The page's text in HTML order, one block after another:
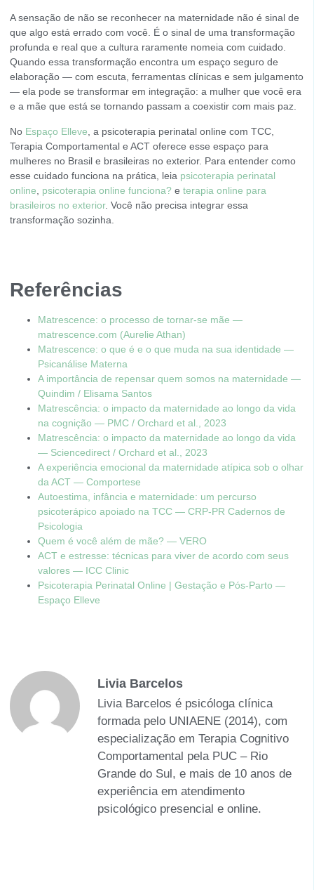
A sensação de não se reconhecer na maternidade não é sinal de
que algo está errado com você. É o sinal de uma transformação
profunda e real que a cultura raramente nomeia com cuidado.
Quando essa transformação encontra um espaço seguro de
elaboração — com escuta, ferramentas clínicas e sem julgamento
— ela pode se transformar em integração: a mulher que você era
e a mãe que está se tornando passam a coexistir com mais paz.
No Espaço Elleve , a psicoterapia perinatal online com TCC,
Terapia Comportamental e ACT oferece esse espaço para
mulheres no Brasil e brasileiras no exterior. Para entender como
esse cuidado funciona na prática, leia psicoterapia perinatal
online
psicoterapia online funciona? e terapia online para
brasileiros no exterior. Você não precisa integrar essa
transformação sozinha.
Referências
Matrescence: o processo de tornar-se mãe —
matrescence.com (Aurelie Athan)
Matrescence: o que é e o que muda na sua identidade —
Psicanálise Materna
A importância de repensar quem somos na maternidade —
Quindim / Elisama Santos
Matrescência: o impacto da maternidade ao longo da vida
na cognição — PMC / Orchard et al., 2023
Matrescência: o impacto da maternidade ao longo da vida
— Sciencedirect / Orchard et al., 2023
A experiência emocional da maternidade atípica sob o olhar
da ACT — Comportese
Autoestima, infância e maternidade: um percurso
psicoterápico apoiado na TCC — CRP-PR Cadernos de
Psicologia
Quem é você além de mãe? — VERO
ACT e estresse: técnicas para viver de acordo com seus
valores — ICC Clinic
Psicoterapia Perinatal Online | Gestação e Pós-Parto —
Espaço Elleve
Livia Barcelos
Livia Barcelos é psicóloga clínica
formada pelo UNIAENE (2014), com
especialização em Terapia Cognitivo
Comportamental pela PUC – Rio
Grande do Sul, e mais de 10 anos de
experiência em atendimento
psicológico presencial e online.​